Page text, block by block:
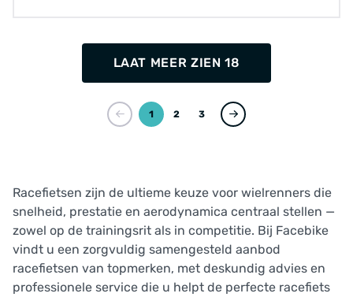
LAAT MEER ZIEN 18
1 2 3
Racefietsen zijn de ultieme keuze voor wielrenners die
snelheid, prestatie en aerodynamica centraal stellen —
zowel op de trainingsrit als in competitie. Bij Facebike
vindt u een zorgvuldig samengesteld aanbod
racefietsen van topmerken, met deskundig advies en
professionele service die u helpt de perfecte racefiets